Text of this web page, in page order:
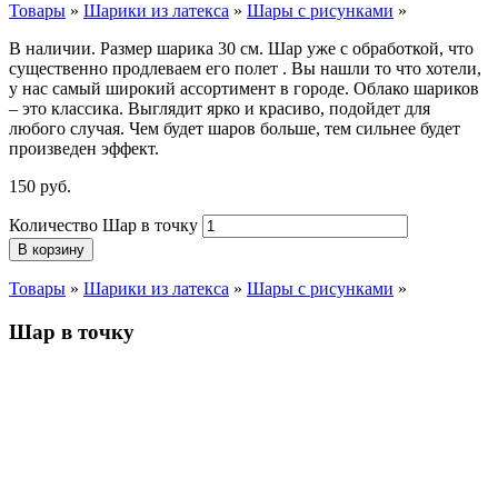
Товары » Шарики из латекса » Шары с рисунками »
В наличии. Размер шарика 30 см. Шар уже с обработкой, что
существенно продлеваем его полет . Вы нашли то что хотели,
у нас самый широкий ассортимент в городе. Облако шариков
– это классика. Выглядит ярко и красиво, подойдет для
любого случая. Чем будет шаров больше, тем сильнее будет
произведен эффект.
150 руб.
Количество Шар в точку
В корзину
Товары » Шарики из латекса » Шары с рисунками »
Шар в точку